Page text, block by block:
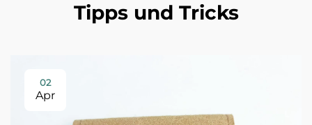
Tipps und Tricks
02
Apr